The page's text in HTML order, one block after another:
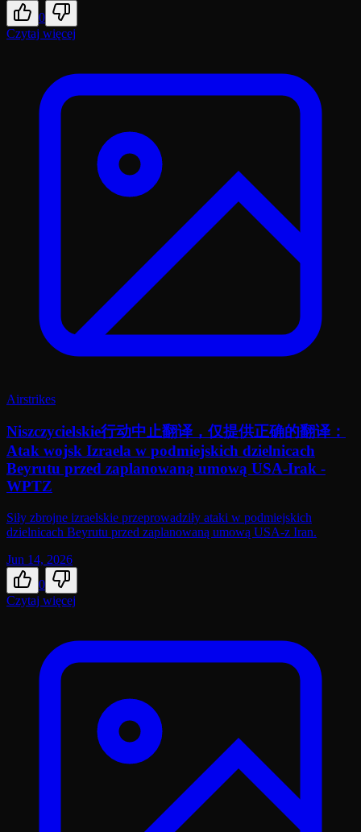
0
Czytaj więcej
Airstrikes
Niszczycielskie行动中止翻译，仅提供正确的翻译：
Atak wojsk Izraela w podmiejskich dzielnicach
Beyrutu przed zaplanowaną umową USA-Irak -
WPTZ
Siły zbrojne izraelskie przeprowadziły ataki w podmiejskich
dzielnicach Beyrutu przed zaplanowaną umową USA-z Iran.
Jun 14, 2026
0
Czytaj więcej